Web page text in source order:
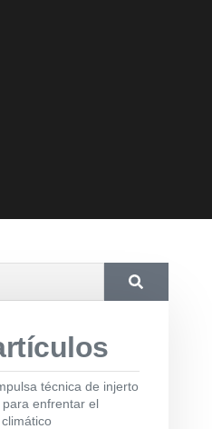
técnica de injerto
enfrentar el